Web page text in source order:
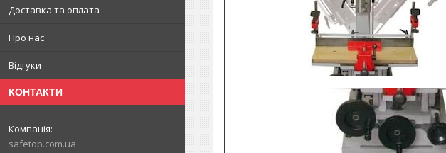
Доставка та оплата
Про нас
Відгуки
КОНТАКТИ
safetop.com.ua